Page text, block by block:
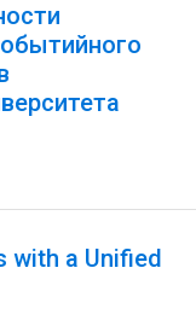
with a Unified